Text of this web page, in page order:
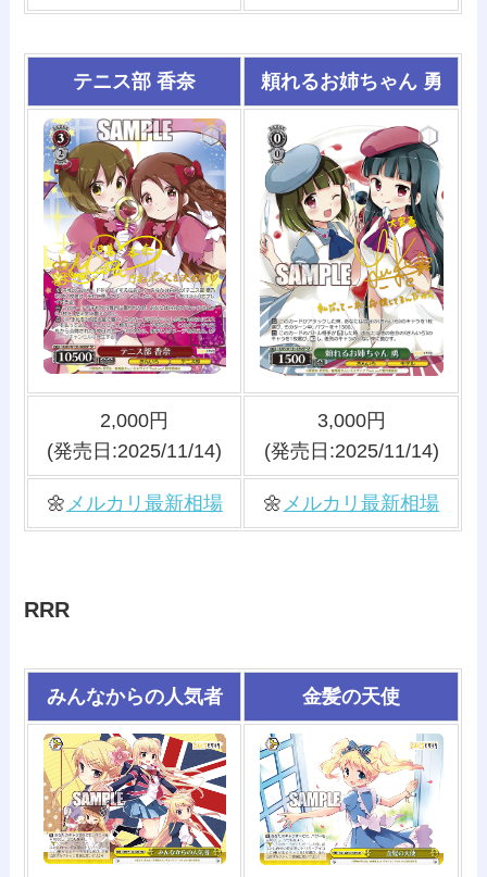
テニス部 香奈 頼れるお姉ちゃん 勇
2,000円
(発売日:2025/11/14)
3,000円
(発売日:2025/11/14)
🌼 メルカリ最新相場 🌼 メルカリ最新相場
RRR
みんなからの人気者 金髪の天使